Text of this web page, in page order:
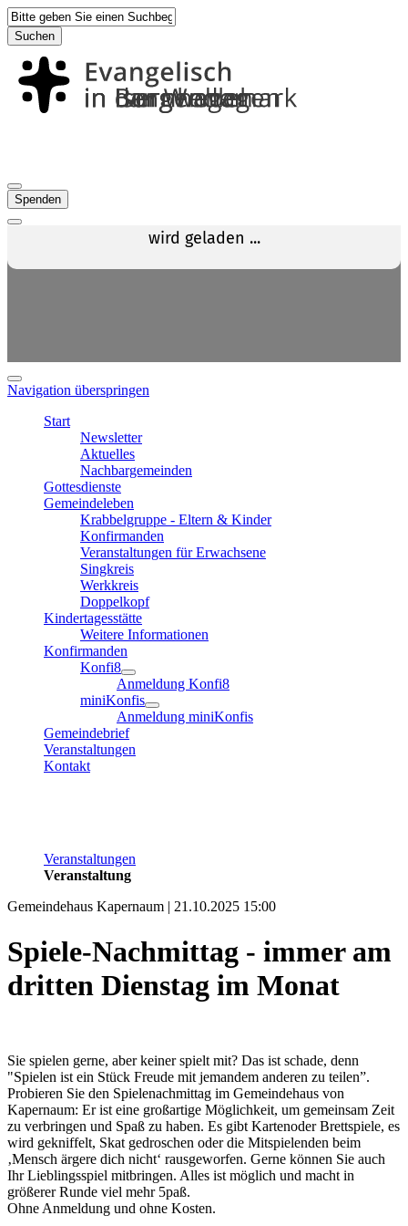
Suchen
Spenden
Navigation überspringen
Start
Newsletter
Aktuelles
Nachbargemeinden
Gottesdienste
Gemeindeleben
Krabbelgruppe - Eltern & Kinder
Konfirmanden
Veranstaltungen für Erwachsene
Singkreis
Werkkreis
Doppelkopf
Kindertagesstätte
Weitere Informationen
Konfirmanden
Konfi8
Anmeldung Konfi8
miniKonfis
Anmeldung miniKonfis
Gemeindebrief
Veranstaltungen
Kontakt
Veranstaltungen
Veranstaltung
Gemeindehaus Kapernaum | 21.10.2025 15:00
Spiele-Nachmittag - immer am
dritten Dienstag im Monat
Sie spielen gerne, aber keiner spielt mit? Das ist schade, denn
"Spielen ist ein Stück Freude mit jemandem anderen zu teilen”.
Probieren Sie den Spielenachmittag im Gemeindehaus von
Kapernaum: Er ist eine großartige Möglichkeit, um gemeinsam Zeit
zu verbringen und Spaß zu haben. Es gibt Kartenoder Brettspiele, es
wird gekniffelt, Skat gedroschen oder die Mitspielenden beim
‚Mensch ärgere dich nicht‘ rausgeworfen. Gerne können Sie auch
Ihr Lieblingsspiel mitbringen. Alles ist möglich und macht in
größerer Runde viel mehr 5paß.
Ohne Anmeldung und ohne Kosten.